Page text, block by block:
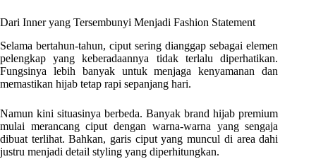
Dari Inner yang Tersembunyi Menjadi Fashion Statement
Selama bertahun-tahun, ciput sering dianggap sebagai elemen
pelengkap yang keberadaannya tidak terlalu diperhatikan.
Fungsinya lebih banyak untuk menjaga kenyamanan dan
memastikan hijab tetap rapi sepanjang hari.
Namun kini situasinya berbeda. Banyak brand hijab premium
mulai merancang ciput dengan warna-warna yang sengaja
dibuat terlihat. Bahkan, garis ciput yang muncul di area dahi
justru menjadi detail styling yang diperhitungkan.